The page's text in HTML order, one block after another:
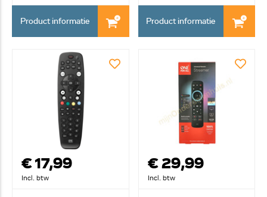
Product informatie Product informatie
€ 17,99
Incl. btw
€ 29,99
Incl. btw